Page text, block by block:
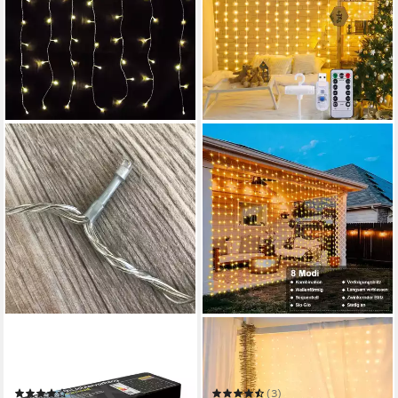
Lichtervorhang Innen und
Außen warmweiß
(1)
QUALRA
LED-Lichtervorhang
100/200/300LEDs 8 Modi
Lichtervorhang Fenster Innen
(3)